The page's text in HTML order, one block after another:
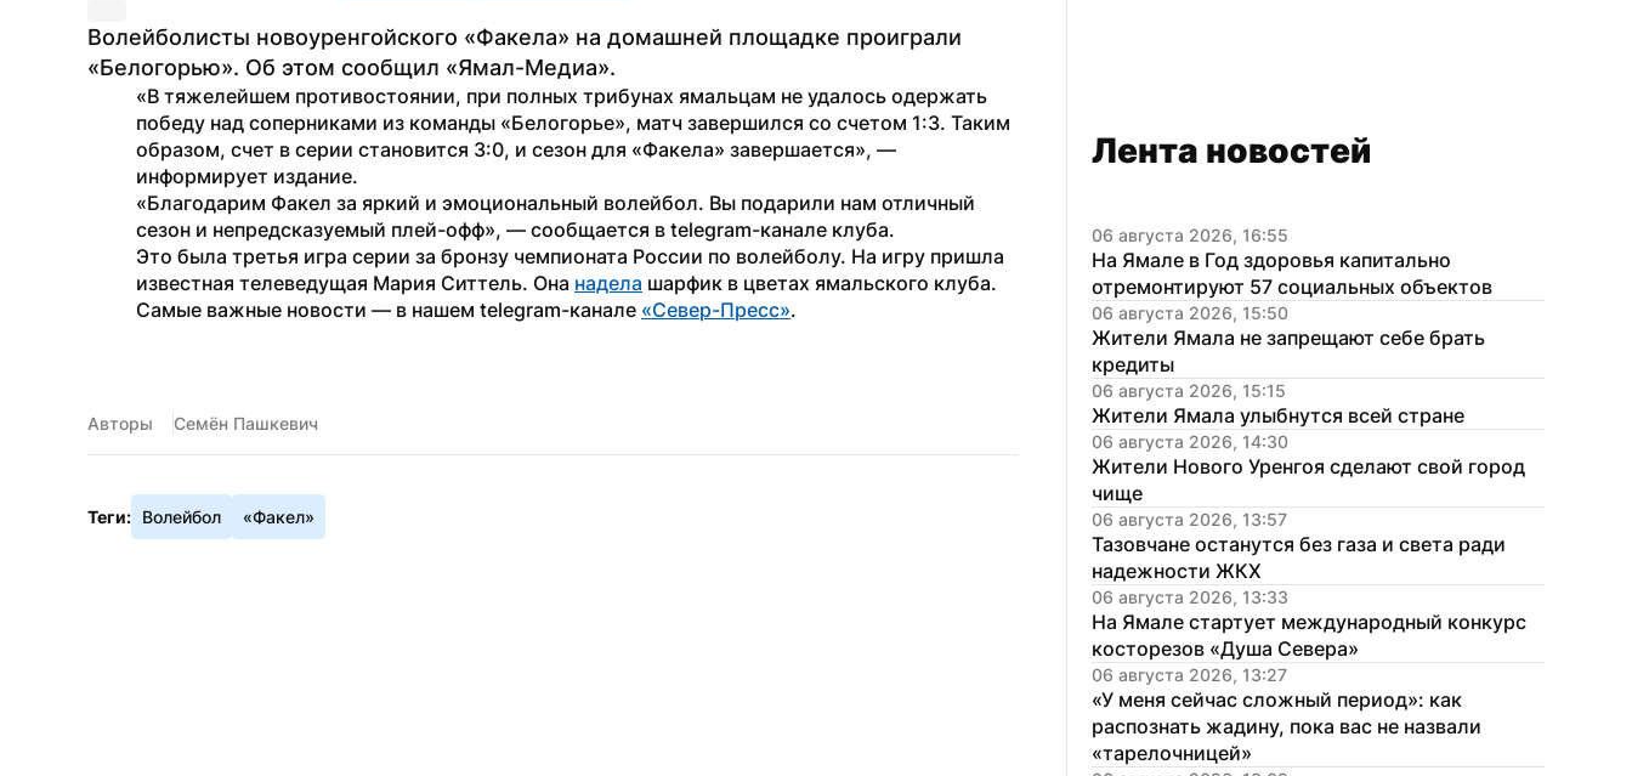
Волейболисты новоуренгойского «Факела» на домашней площадке проиграли
«Белогорью». Об этом сообщил «Ямал-Медиа».
«В тяжелейшем противостоянии, при полных трибунах ямальцам не удалось одержать
победу над соперниками из команды «Белогорье», матч завершился со счетом 1:3. Таким
образом, счет в серии становится 3:0, и сезон для «Факела» завершается», —
информирует издание.
«Благодарим Факел за яркий и эмоциональный волейбол. Вы подарили нам отличный
сезон и непредсказуемый плей-офф», — сообщается в telegram-канале клуба.
Это была третья игра серии за бронзу чемпионата России по волейболу. На игру пришла
известная телеведущая Мария Ситтель. Она надела шарфик в цветах ямальского клуба.
Самые важные новости — в нашем telegram-канале «Север-Пресс».
Авторы Семён Пашкевич
Теги: Волейбол «Факел»
Лента новостей
06 августа 2026, 16:55
На Ямале в Год здоровья капитально
отремонтируют 57 социальных объектов
06 августа 2026, 15:50
Жители Ямала не запрещают себе брать
кредиты
06 августа 2026, 15:15
Жители Ямала улыбнутся всей стране
06 августа 2026, 14:30
Жители Нового Уренгоя сделают свой город
чище
06 августа 2026, 13:57
Тазовчане останутся без газа и света ради
надежности ЖКХ
06 августа 2026, 13:33
На Ямале стартует международный конкурс
косторезов «Душа Севера»
06 августа 2026, 13:27
«У меня сейчас сложный период»: как
распознать жадину, пока вас не назвали
«тарелочницей»